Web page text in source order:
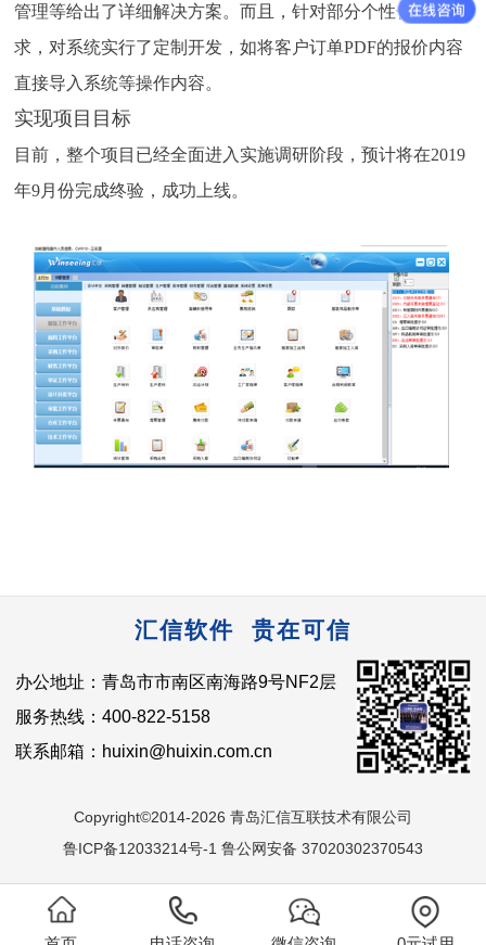
管理等给出了详细解决方案。而且，针对部分个性化功能需
求，对系统实行了定制开发，如将客户订单PDF的报价内容
直接导入系统等操作内容。
实现项目目标
目前，整个项目已经全面进入实施调研阶段，预计将在2019
年9月份完成终验，成功上线。
汇信软件 贵在可信
办公地址：青岛市市南区南海路9号NF2层
服务热线：400-822-5158
联系邮箱：huixin@huixin.com.cn
Copyright©2014-2026 青岛汇信互联技术有限公司
鲁ICP备12033214号-1 鲁公网安备 37020302370543